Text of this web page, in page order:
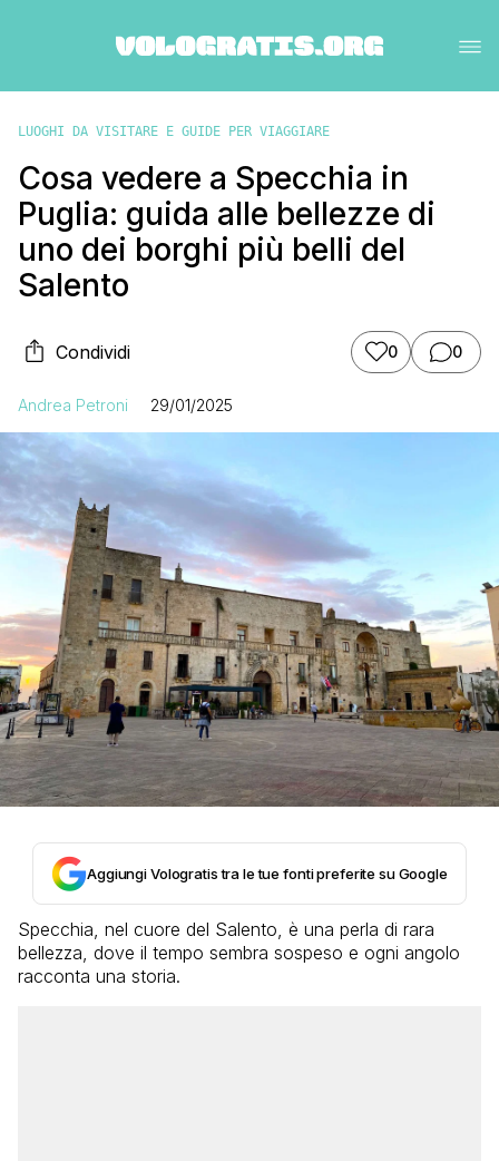
LUOGHI DA VISITARE E GUIDE PER VIAGGIARE
Cosa vedere a Specchia in
Puglia: guida alle bellezze di
uno dei borghi più belli del
Salento
Condividi 0 0
Andrea Petroni 29/01/2025
Aggiungi Vologratis tra le tue fonti preferite su Google
Specchia, nel cuore del Salento, è una perla di rara
bellezza, dove il tempo sembra sospeso e ogni angolo
racconta una storia.